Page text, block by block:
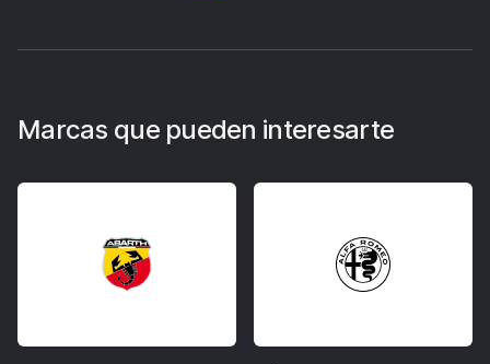
Marcas que pueden interesarte